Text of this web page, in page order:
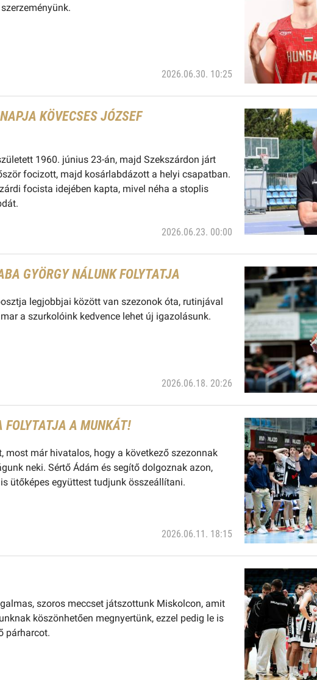
2026.06.30. 10:25
KÖVECSES JÓZSEF
1960. június 23-án, majd Szekszárdon járt
focizott, majd kosárlabdázott a helyi csapatban.
focista idejében kapta, mivel néha a stoplis
2026.06.23. 00:00
GYÖRGY NÁLUNK FOLYTATJA
legjobbjai között van szezonok óta, rutinjával
a szurkolóink kedvence lehet új igazolásunk.
2026.06.18. 20:26
A MUNKÁT!
most már hivatalos, hogy a következő szezonnak
neki. Sértő Ádám és segítő dolgoznak azon,
ütőképes együttest tudjunk összeállítani.
2026.06.11. 18:15
szoros meccset játszottunk Miskolcon, amit
köszönhetően megnyertünk, ezzel pedig le is
párharcot.